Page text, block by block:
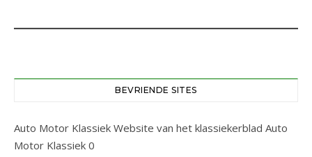
BEVRIENDE SITES
Auto Motor Klassiek Website van het klassiekerblad Auto
Motor Klassiek 0